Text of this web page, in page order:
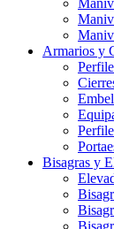
Armarios y
Bisagras y